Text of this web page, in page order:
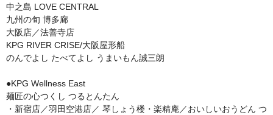
中之島 LOVE CENTRAL
九州の旬 博多廊
大阪店／法善寺店
KPG RIVER CRISE/大阪屋形船
のんでよし たべてよし うまいもん誠三朗
●KPG Wellness East
麺匠の心つくし つるとんたん
・新宿店／羽田空港店／ 琴しょう楼・楽精庵／おいしいおうどん つ